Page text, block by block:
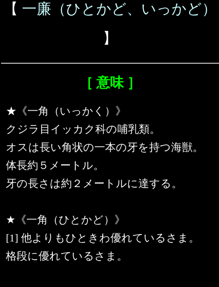
【 一廉（ひとかど、いっかど）
】
［ 意味 ］
★《一角（いっかく）》
クジラ目イッカク科の哺乳類。
オスは長い角状の一本の牙を持つ海獣。
体長約５メートル。
牙の長さは約２メートルに達する。
★《一角（ひとかど）》
[1] 他よりもひときわ優れているさま。
格段に優れているさま。